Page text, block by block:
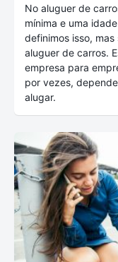
No aluguer de
mínima e uma
definimos isso,
aluguer de carros.
empresa para
por vezes,
alugar.